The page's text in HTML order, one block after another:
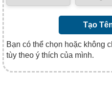
Tạo
Bạn có thể chọn hoặc không
tùy theo ý thích của mình.